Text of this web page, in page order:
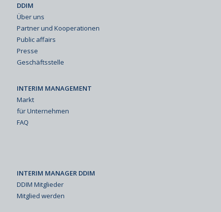
DDIM
Über uns
Partner und Kooperationen
Public affairs
Presse
Geschäftsstelle
INTERIM MANAGEMENT
Markt
für Unternehmen
FAQ
INTERIM MANAGER DDIM
DDIM Mitglieder
Mitglied werden